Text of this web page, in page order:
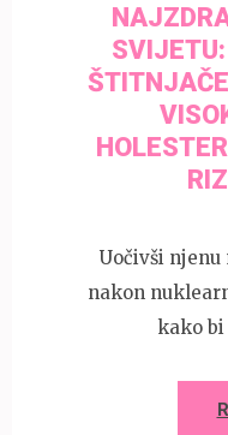
Uočivši
nakon
kako